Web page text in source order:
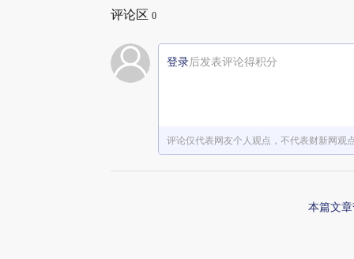
评论区 0
登录后发表评论得积分
评论仅代表网友个人观点，不代表财新网观
本篇文